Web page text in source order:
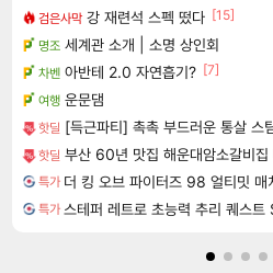
검은사막 강 재련석 스펙 떴다 [15]
명조 세계관 소개 | 소명 상인회
차벤 아반테 2.0 자연흡기? [7]
여행 운문댐
핫딜 [득근파티] 촉촉 부드러운 통살 스
핫딜 부산 60년 맛집 해운대암소갈비집 뼈없는 갈비탕 800g*5
특가
특가